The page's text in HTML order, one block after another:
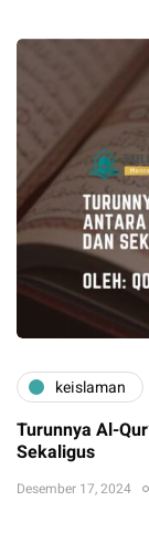
keislaman
Turunnya Al-
Sekaligus
Desember 17, 2024